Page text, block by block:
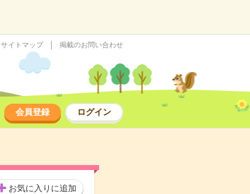
サイトマップ 掲載のお問い合わせ
会員登録 ログイン
お気に入りに追加